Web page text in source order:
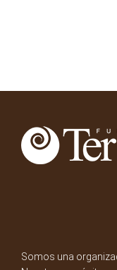
Somos una